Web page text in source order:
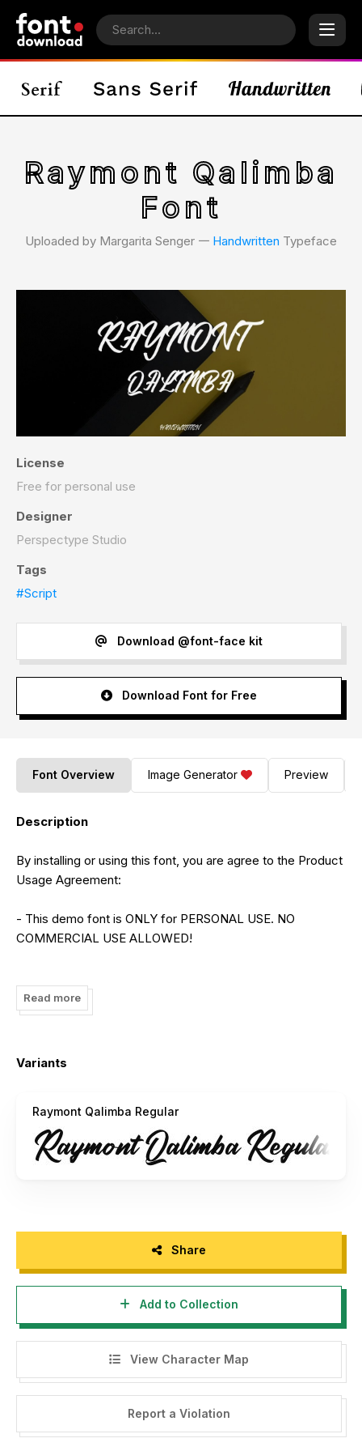
Raymont Qalimba
Font
Uploaded by Margarita Senger 𑁋 Handwritten Typeface
License
Free for personal use
Designer
Perspectype Studio
Tags
#Script
Download @font-face kit
Download Font for Free
Font Overview Image Generator Preview
Description
By installing or using this font, you are agree to the Product
Usage Agreement:
- This demo font is ONLY for PERSONAL USE. NO
COMMERCIAL USE ALLOWED!
license:
https://letterena.com/product/raymont-qalimba/
- For Corporate use you have to purchase Corporate
- If you need a custom license please contact us at
studioperspectype@gmail.com
- Any donation are very appreciated. Paypal account for
Please visit our store for more amazing fonts :
INDONESIA:
Dengan meng-install font ini, dan membaca persyaratan ini,
anda dianggap mengerti dan menyetujui semua syarat dan
Read more
Variants
Raymont Qalimba Regular
Share
Add to Collection
View Character Map
Report a Violation